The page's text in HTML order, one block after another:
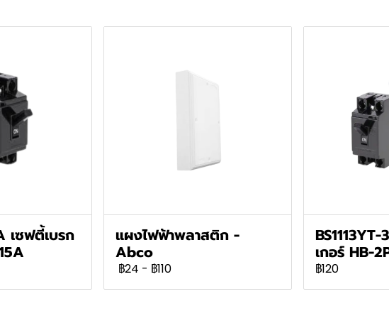
เซฟตี้เบรก
แผงไฟฟ้าพลาสติก -
Abco
฿24 - ฿110
เกอร์ HB-
฿120